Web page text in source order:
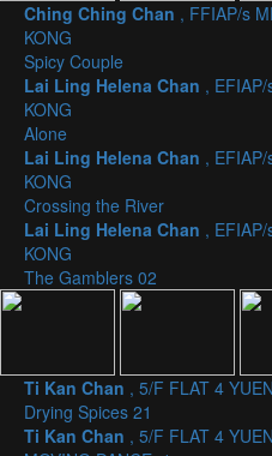
Ching Ching Chan , FFIAP/s
KONG
Spicy Couple
Lai Ling Helena Chan ,
KONG
Alone
Lai Ling Helena Chan ,
KONG
Crossing the River
Lai Ling Helena Chan ,
KONG
The Gamblers 02
Ti Kan Chan , 5/F FLAT 4
Drying Spices 21
Ti Kan Chan , 5/F FLAT 4